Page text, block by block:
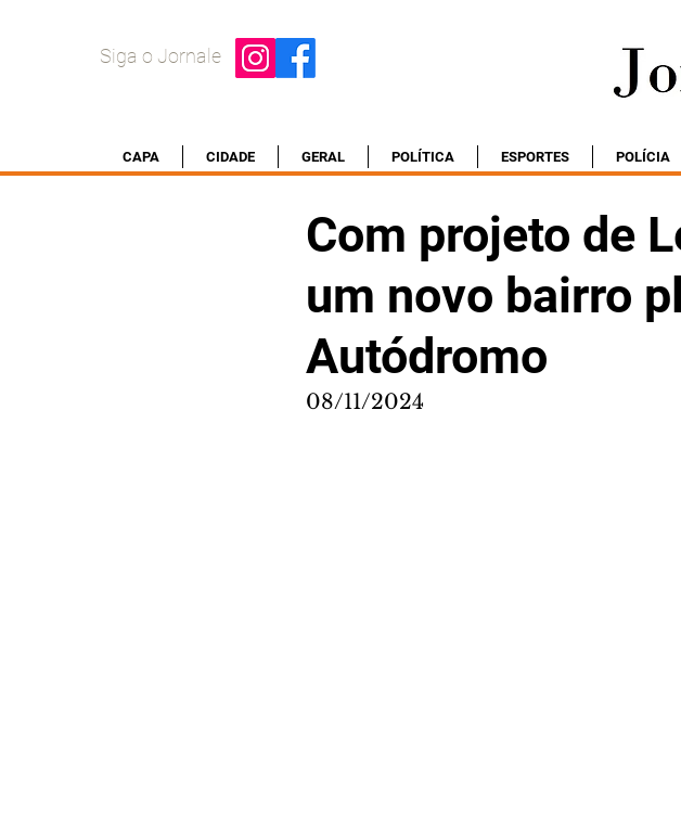
Siga o Jornale
CAPA CIDADE GERAL POLÍTICA ESPORTES POLÍCIA
Com projeto de
um novo bairro
Autódromo
08/11/2024